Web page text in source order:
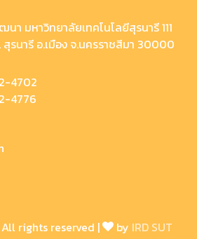
า มหาวิทยาลัยเทคโนโลยีสุรนารี 111
รนารี อ.เมือง จ.นครราชสีมา 30000
4702
4776
rights reserved | by IRD SUT